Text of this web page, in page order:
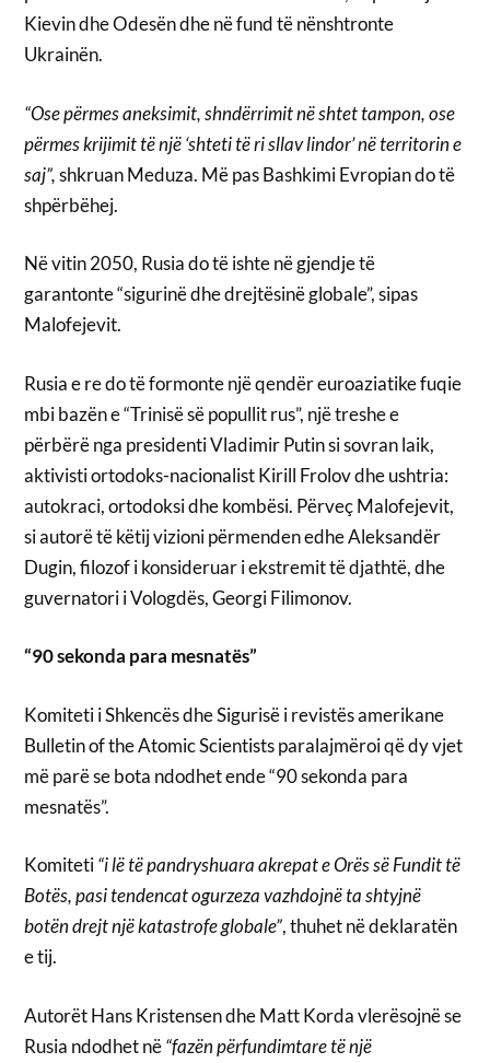
Kievin dhe Odesën dhe në fund të nënshtronte
Ukrainën.
“Ose përmes aneksimit, shndërrimit në shtet tampon, ose
përmes krijimit të një ‘shteti të ri sllav lindor’ në territorin e
saj”,shkruan Meduza. Më pas Bashkimi Evropian do të
shpërbëhej.
Në vitin 2050, Rusia do të ishte në gjendje të
garantonte “sigurinë dhe drejtësinë globale”, sipas
Malofejevit.
Rusia e re do të formonte një qendër euroaziatike fuqie
mbi bazën e “Trinisë së popullit rus”, një treshe e
përbërë nga presidenti Vladimir Putin si sovran laik,
aktivisti ortodoks-nacionalist Kirill Frolov dhe ushtria:
autokraci, ortodoksi dhe kombësi. Përveç Malofejevit,
si autorë të këtij vizioni përmenden edhe Aleksandër
Dugin, filozof i konsideruar i ekstremit të djathtë, dhe
guvernatori i Vologdës, Georgi Filimonov.
“90 sekonda para mesnatës”
Komiteti i Shkencës dhe Sigurisë i revistës amerikane
Bulletin of the Atomic Scientists paralajmëroi që dy vjet
më parë se bota ndodhet ende “90 sekonda para
mesnatës”.
Komiteti“i lë të pandryshuara akrepat e Orës së Fundit të
Botës, pasi tendencat ogurzeza vazhdojnë ta shtyjnë
botën drejt një katastrofe globale”, thuhet në deklaratën
e tij.
Autorët Hans Kristensen dhe Matt Korda vlerësojnë se
Rusia ndodhet në“fazën përfundimtare të një